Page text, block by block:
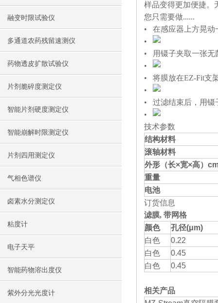
融变时限试验仪
多通道农药残留速测仪
药物透皮扩散试验仪
片剂脆碎度测定仪
智能片剂硬度测定仪
智能崩解时限测定仪
片剂四用测定仪
气相色谱仪
卤素水分测定仪
粘度计
电子天平
智能药物溶出度仪
紫外分光光度计
样品变得更加便捷。
您只需要做......
• 在感应器上方晃动
•
• 用镊子夹取一张无
•
• 将膜放在EZ-Fit支
•
• 过滤结束后，用镊
•
技术参数
结构材料
滚轴材料
外形（长×宽×高）
重量
电池
订货信息
滤膜, 带网格
颜色
孔径(μm)
白色
0.22
白色
0.45
白色
0.45
相关产品